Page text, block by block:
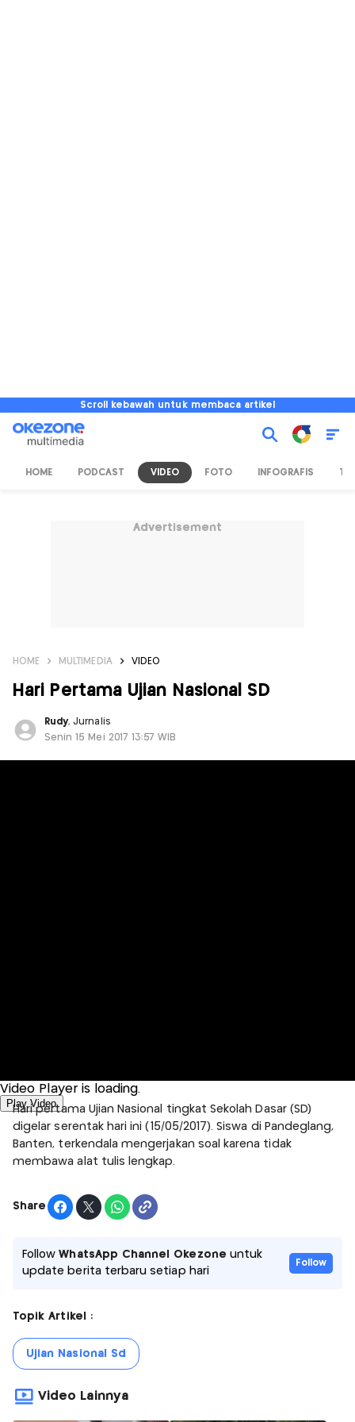
Scroll kebawah untuk membaca artikel
HOME PODCAST VIDEO FOTO INFOGRAFIS TV
Advertisement
HOME MULTIMEDIA VIDEO
Hari Pertama Ujian Nasional SD
Rudy, Jurnalis
Senin 15 Mei 2017 13:57 WIB
Video Player is loading.
Play Video
Hari pertama Ujian Nasional tingkat Sekolah Dasar (SD)
digelar serentak hari ini (15/05/2017). Siswa di Pandeglang,
Banten, terkendala mengerjakan soal karena tidak
membawa alat tulis lengkap.
Share
FollowWhatsApp Channel Okezone untuk
update berita terbaru setiap hari
Follow
Topik Artikel :
Ujian Nasional Sd
Video Lainnya